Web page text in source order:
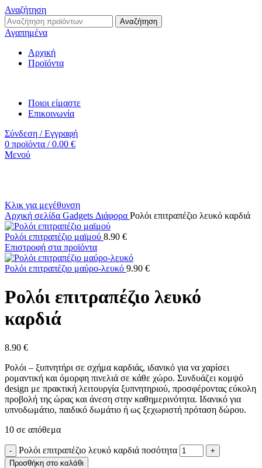
Αναζήτηση
Αναζήτηση
Αγαπημένα
Αρχική
Προϊόντα
Ποιοι είμαστε
Επικοινωνία
Σύνδεση / Εγγραφή
0 προϊόντα / 0.00 €
Μενού
Κλικ για μεγέθυνση
Αρχική σελίδα Gadgets Διάφορα Ρολόι επιτραπέζιο λευκό καρδιά
Ρολόι επιτραπέζιο μαϊμού 8.90 €
Επιστροφή στα προϊόντα
Ρολόι επιτραπέζιο μαύρο-λευκό 9.90 €
Ρολόι επιτραπέζιο λευκό
καρδιά
8.90 €
Ρολόι – ξυπνητήρι σε σχήμα καρδιάς, ιδανικό για να χαρίσει
ρομαντική και όμορφη πινελιά σε κάθε χώρο. Συνδυάζει κομψό
design με πρακτική λειτουργία ξυπνητηριού, προσφέροντας εύκολη
προβολή της ώρας και άνεση στην καθημερινότητα. Ιδανικό για
υπνοδωμάτιο, παιδικό δωμάτιο ή ως ξεχωριστή πρόταση δώρου.
10 σε απόθεμα
Ρολόι επιτραπέζιο λευκό καρδιά ποσότητα
Προσθήκη στο καλάθι